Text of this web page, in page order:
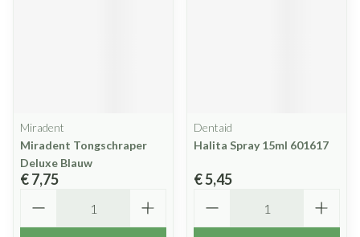
Miradent
Miradent Tongschraper
Deluxe Blauw
€ 7,75
Dentaid
Halita Spray 15ml 601617
€ 5,45